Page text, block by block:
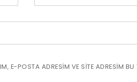
E-POSTA ADRESIM VE SITE ADRESIM BU